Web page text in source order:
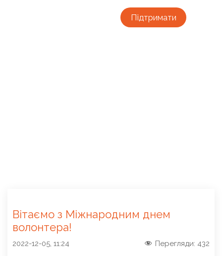
Підтримати
Вітаємо з Міжнародним днем
волонтера!
2022-12-05, 11:24 Перегляди: 432